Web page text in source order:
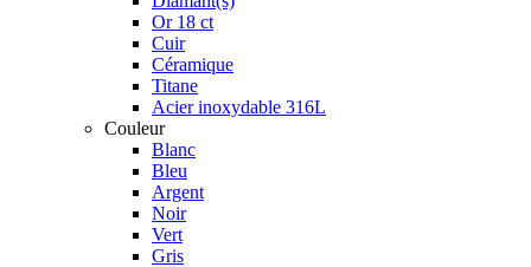
Or 18 ct
Cuir
Céramique
Titane
Acier inoxydable 316L
Couleur
Blanc
Bleu
Argent
Noir
Vert
Gris